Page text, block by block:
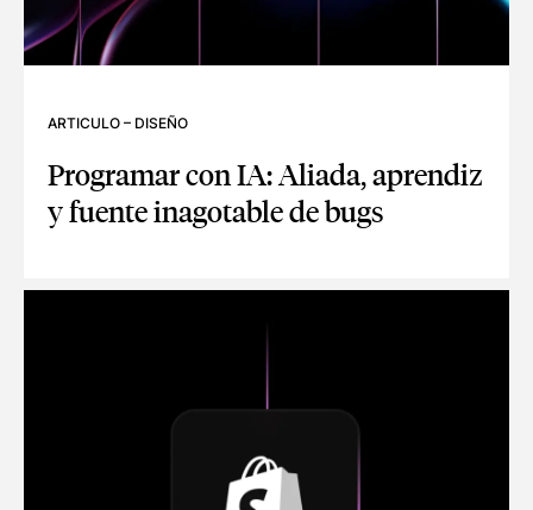
ARTICULO – DISEÑO
Programar con IA: Aliada, aprendiz
y fuente inagotable de bugs